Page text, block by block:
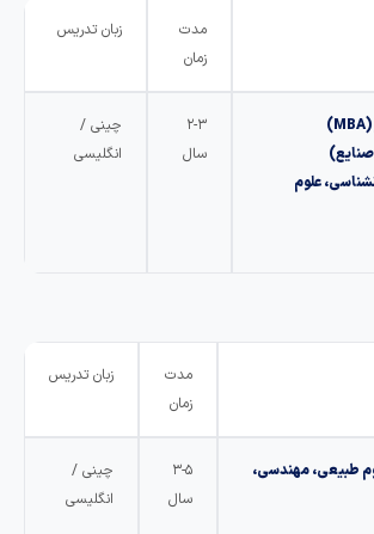
زبان تدریس
علوم
چینی /
انگلیسی
زبان تدریس
مهندسی،
چینی /
انگلیسی